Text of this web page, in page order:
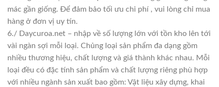
mác gần giống. Để đảm bảo tối ưu chi phí , vui lòng chỉ mua
hàng ở đơn vị uy tín.
6./ Daycuroa.net – nhập về số lượng lớn với tồn kho lên tới
vài ngàn sợi mỗi loại. Chủng loại sản phẩm đa dạng gồm
nhiều thương hiệu, chất lượng và giá thành khác nhau. Mỗi
loại đều có đặc tính sản phẩm và chất lượng riêng phù hợp
với nhiều ngành sản xuất bao gồm: Vật liệu xây dựng, khai